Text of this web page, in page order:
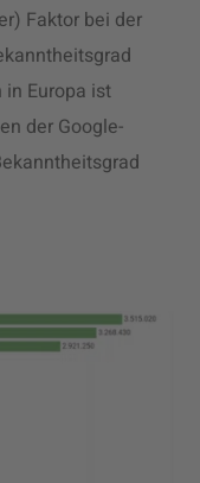
Faktor bei der
Europa ist
der Google-